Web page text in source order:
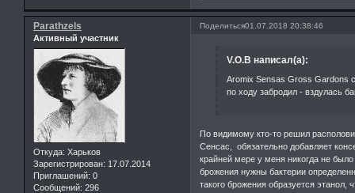
Поделиться01.07.2018 20:38:46
Parathzels
Активный участник
Откуда: Харьков
Зарегистрирован: 17.07.2014
Приглашений: 0
Сообщений: 296
V.O.B написал(а):
Aromix Sensas Gross Gardons
по ходу забродил - вздулась
По видимому кто-то решил
Сенсас, обязательно добавляет
крайней мере у меня никогда не
брожения нужны бактерии
такого брожения образуется этанол,